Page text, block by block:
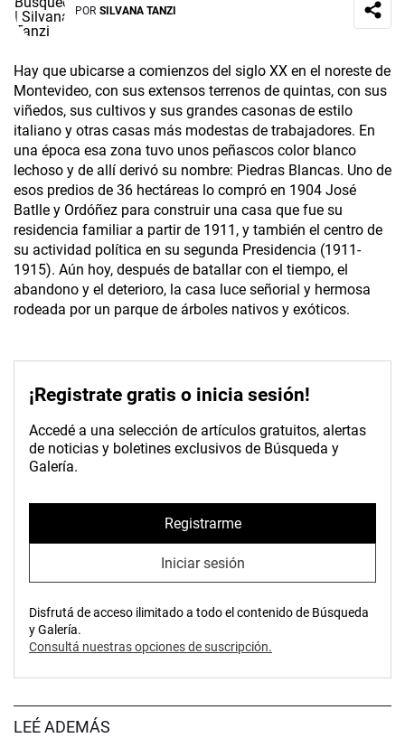
POR SILVANA TANZI
Hay que ubicarse a comienzos del siglo XX en el noreste de
Montevideo, con sus extensos terrenos de quintas, con sus
viñedos, sus cultivos y sus grandes casonas de estilo
italiano y otras casas más modestas de trabajadores. En
una época esa zona tuvo unos peñascos color blanco
lechoso y de allí derivó su nombre: Piedras Blancas. Uno de
esos predios de 36 hectáreas lo compró en 1904 José
Batlle y Ordóñez para construir una casa que fue su
residencia familiar a partir de 1911, y también el centro de
su actividad política en su segunda Presidencia (1911-
1915). Aún hoy, después de batallar con el tiempo, el
abandono y el deterioro, la casa luce señorial y hermosa
rodeada por un parque de árboles nativos y exóticos.
¡Registrate gratis o inicia sesión!
Accedé a una selección de artículos gratuitos, alertas
de noticias y boletines exclusivos de Búsqueda y
Galería.
Registrarme
Iniciar sesión
Disfrutá de acceso ilimitado a todo el contenido de Búsqueda
y Galería.
Consultá nuestras opciones de suscripción.
LEÉ ADEMÁS